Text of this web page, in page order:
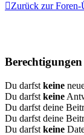
Zurück zur Foren-
Du darfst keine
Du darfst keine
Du darfst deine
Du darfst deine
Du darfst keine